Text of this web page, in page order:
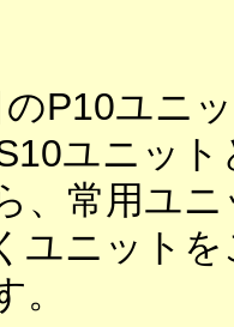
P10ユニ
ユニッ
、常用ユ
ユニット